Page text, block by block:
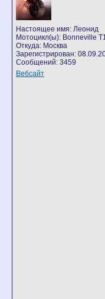
Настоящее имя: Леонид
Мотоцикл(ы): Bonneville
Откуда: Москва
Зарегистрирован:
Сообщений: 3459
Вебсайт